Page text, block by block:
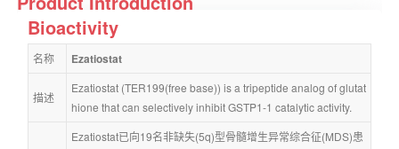
Bioactivity
名称 Ezatiostat
描述
Ezatiostat (TER199(free base)) is a tripeptide analog of glutat
hione that can selectively inhibit GSTP1-1 catalytic activity.
Ezatiostat已向19名非缺失(5q)型骨髓增生异常综合征(MDS)患